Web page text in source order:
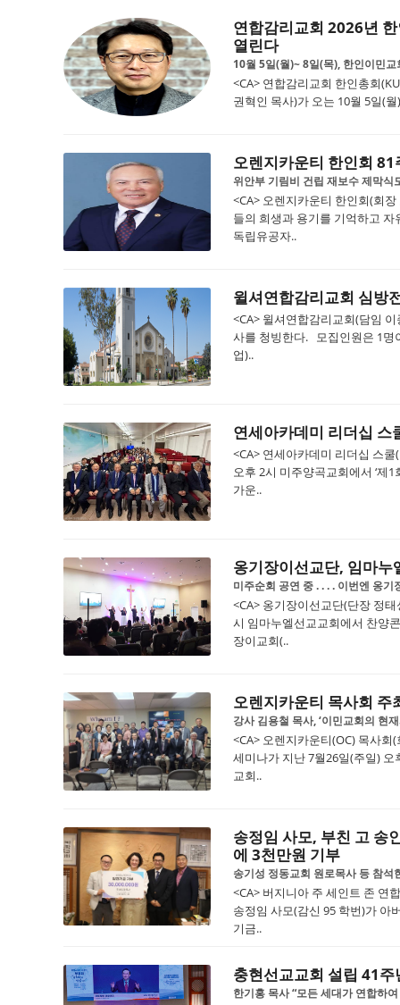
연합감리교회 2026년
열린다
10월 5일(월)~ 8일(목), 한인이민
<CA> 연합감리교회 한인총회
권혁인 목사)가 오는 10월 5일(
오렌지카운티 한인회
위안부 기림비 건립 재보수 제막식
<CA> 오렌지카운티 한인회(회
들의 희생과 용기를 기억하고
독립유공자..
윌셔연합감리교회 심방
<CA> 윌셔연합감리교회(담임
사를 청빙한다. 모집인원은 1명
업)..
연세아카데미 리더십
<CA> 연세아카데미 리더십 스
오후 2시 미주양곡교회에서 ‘제
가운..
옹기장이선교단, 임마
미주순회 공연 중 . . . . 이번엔 옹
<CA> 옹기장이선교단(단장 정
시 임마누엘선교교회에서 찬양
장이교회(..
오렌지카운티 목사회 주
강사 김용철 목사, ‘이민교회의 현
<CA> 오렌지카운티(OC) 목사
세미나가 지난 7월26일(주일) 오
교회..
송정임 사모, 부친 고 송
에 3천만원 기부
송기성 정동교회 원로목사 등 참
<CA> 버지니아 주 세인트 존 연
송정임 사모(감신 95 학번)가 아
기금..
충현선교교회 설립 41
한기홍 목사 “모든 세대가 연합하